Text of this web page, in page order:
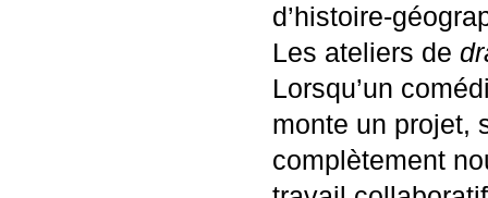
d’histoire-
Les ateliers de
Lorsqu’un
monte un projet,
complètement